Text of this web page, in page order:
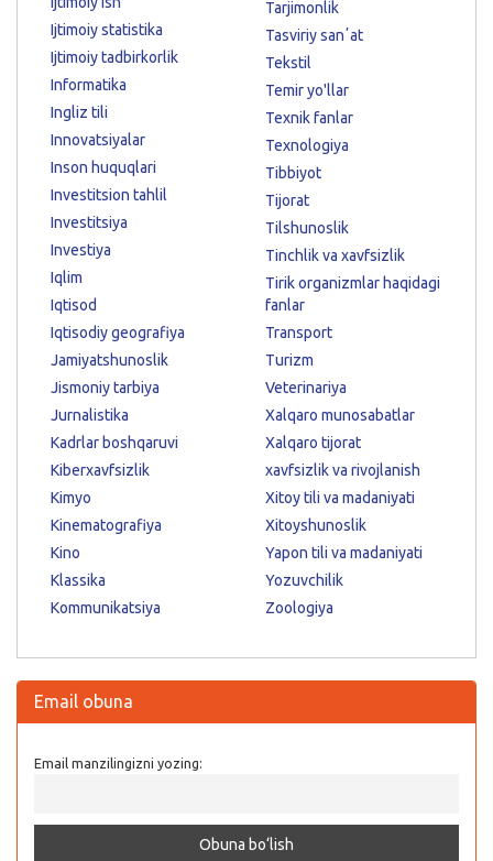
Ijtimoiy statistika
Ijtimoiy tadbirkorlik
Informatika
Ingliz tili
Innovatsiyalar
Inson huquqlari
Investitsion tahlil
Investitsiya
Investiya
Iqlim
Iqtisod
Iqtisodiy geografiya
Jamiyatshunoslik
Jismoniy tarbiya
Jurnalistika
Kadrlar boshqaruvi
Kiberxavfsizlik
Kimyo
Kinematografiya
Kino
Klassika
Kommunikatsiya
Tarjimonlik
Tasviriy sanʼat
Tekstil
Temir yo'llar
Texnik fanlar
Texnologiya
Tibbiyot
Tijorat
Tilshunoslik
Tinchlik va xavfsizlik
Tirik organizmlar haqidagi
fanlar
Transport
Turizm
Veterinariya
Xalqaro munosabatlar
Xalqaro tijorat
xavfsizlik va rivojlanish
Xitoy tili va madaniyati
Xitoyshunoslik
Yapon tili va madaniyati
Yozuvchilik
Zoologiya
Email obuna
Email manzilingizni yozing: